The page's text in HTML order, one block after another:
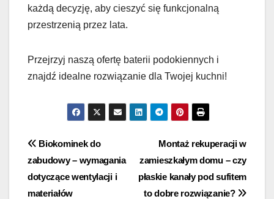
każdą decyzję, aby cieszyć się funkcjonalną
przestrzenią przez lata.
Przejrzyj naszą ofertę baterii podokiennych i
znajdź idealne rozwiązanie dla Twojej kuchni!
Nawigacja
wpisu
Montaż rekuperacji w
zamieszkałym domu – czy
płaskie kanały pod sufitem
to dobre rozwiązanie?
Biokominek do
zabudowy – wymagania
dotyczące wentylacji i
materiałów